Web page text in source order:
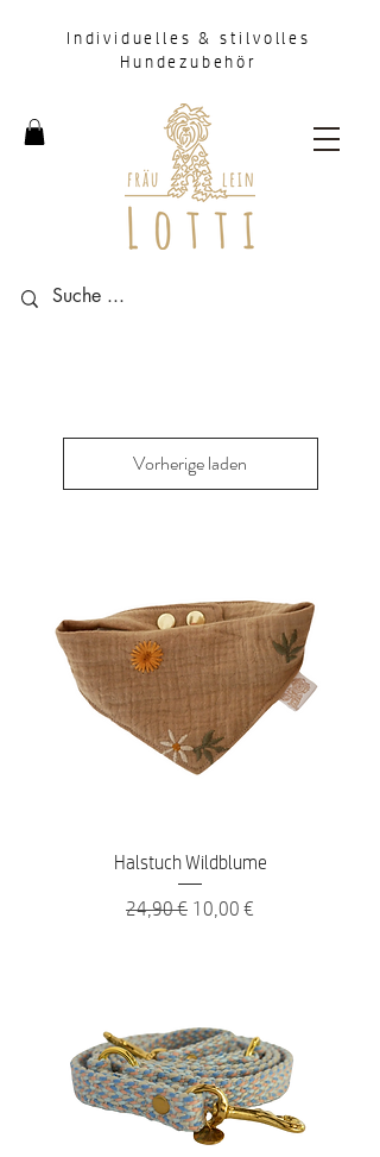
Individuelles & stilvolles
Hundezubehör
Vorherige laden
Halstuch Wildblume
Standardpreis
24,90 € Sale-Preis
10,00 €